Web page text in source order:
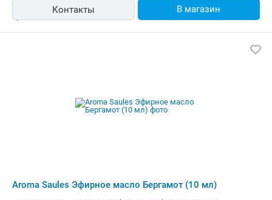
Контакты В магазин
Aroma Saules Эфирное масло Бергамот (10 мл)